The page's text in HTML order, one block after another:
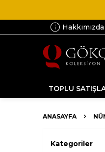
Hakkımızda
TOPLU
ANASAYFA
Kategoriler